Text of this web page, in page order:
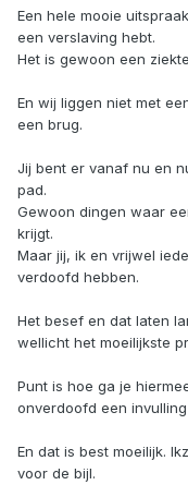
Een hele mooie
een verslaving hebt.
Het is gewoon een
En wij liggen niet met
een brug.
Jij bent er vanaf nu en
pad.
Gewoon dingen waar
krijgt.
Maar jij, ik en vrijwel
verdoofd hebben.
Het besef en dat laten
wellicht het moeilijkste
Punt is hoe ga je
onverdoofd een
En dat is best moeilijk.
voor de bijl.